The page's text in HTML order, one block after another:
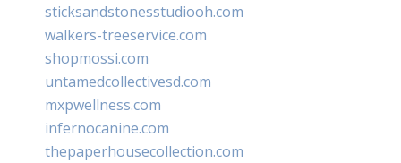
sticksandstonesstudiooh.com
walkers-treeservice.com
shopmossi.com
untamedcollectivesd.com
mxpwellness.com
infernocanine.com
thepaperhousecollection.com